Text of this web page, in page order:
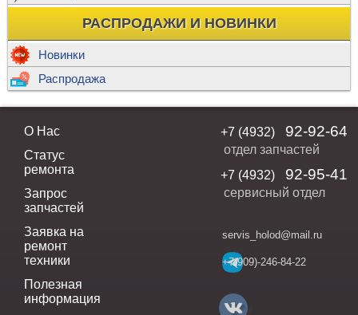
РАСПРОДАЖИ И НОВИНКИ
Новинки
Распродажа
О Нас
Статус
ремонта
Запрос
запчастей
Заявка на
ремонт
техники
Полезная
информация
+7 (4932) 92-92-64
отдел запчастей
+7 (4932)
92-95-41
сервисный отдел
servis_holod@mail.ru
+7(909)-246-84-22